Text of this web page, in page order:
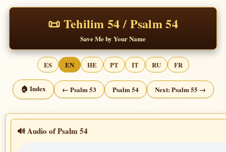
📜 Tehilim 54 / Psalm 54
Save Me by Your Name
ES EN HE PT IT RU FR
🏠 Index ← Psalm 53 Psalm 54 Next: Psalm 55 →
🔊 Audio of Psalm 54